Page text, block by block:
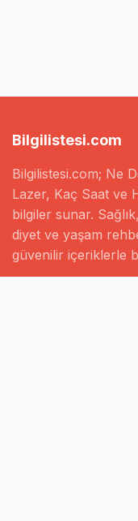
Bilgilistesi.com
Bilgilistesi.com; Ne
Lazer, Kaç Saat ve
bilgiler sunar.
diyet ve yaşam
güvenilir içeriklerle